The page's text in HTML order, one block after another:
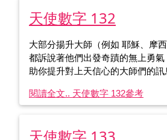
天使數字 132
大部分揚升大師（例如 耶穌、摩
都訴說著他們出發奇蹟的無上勇
助你提升對上天信心的大師們的訊
閱讀全文.. 天使數字 132參考
天使數字 133